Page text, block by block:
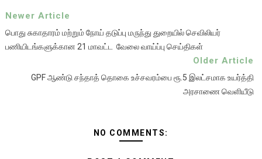
Newer Article
பொது சுகாதாரம் மற்றும் நோய் தடுப்பு மருந்து துறையில் செவிலியர்
பணியிடங்களுக்கான 21 மாவட்ட வேலை வாய்ப்பு செய்திகள்
Older Article
GPF ஆண்டு சந்தாத் தொகை உச்சவரம்பை ரூ.5 இலட்சமாக உயர்த்தி
அரசாணை வெளியீடு
NO COMMENTS: